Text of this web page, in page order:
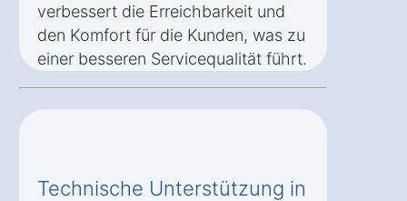
verbessert die Erreichbarkeit und
den Komfort für die Kunden, was zu
einer besseren Servicequalität führt.
Technische Unterstützung in